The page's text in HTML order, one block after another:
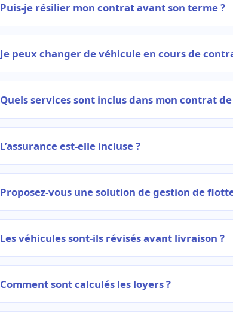
Puis-je résilier mon contrat avant son terme ?
Je peux changer de véhicule en cours de
Quels services sont inclus dans mon contrat
L’assurance est-elle incluse ?
Proposez-vous une solution de gestion de
Les véhicules sont-ils révisés avant livraison ?
Comment sont calculés les loyers ?